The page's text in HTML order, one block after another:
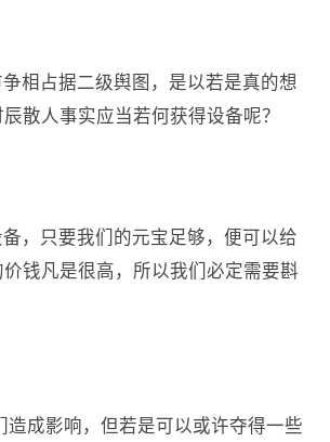
相占据二级舆图，是以若是真的想
散人事实应当若何获得设备呢？
，只要我们的元宝足够，便可以给
钱凡是很高，所以我们必定需要斟
成影响，但若是可以或许夺得一些